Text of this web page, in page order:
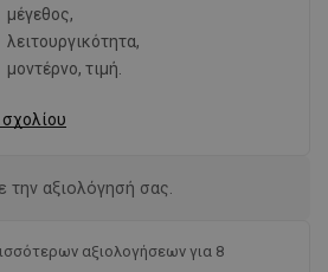
μέγεθος,
λειτουργικότητα,
μοντέρνο, τιμή.
αξιολογήσεων για 8
την αξιολόγησή σας.